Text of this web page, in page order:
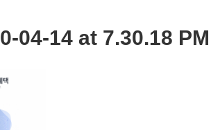
04-14 at 7.30.18 PM